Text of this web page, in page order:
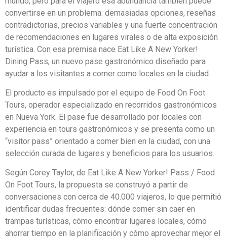
convertirse en un problema: demasiadas opciones, reseñas
contradictorias, precios variables y una fuerte concentración
de recomendaciones en lugares virales o de alta exposición
turística. Con esa premisa nace Eat Like A New Yorker!
Dining Pass, un nuevo pase gastronómico diseñado para
ayudar a los visitantes a comer como locales en la ciudad.
El producto es impulsado por el equipo de Food On Foot
Tours, operador especializado en recorridos gastronómicos
en Nueva York. El pase fue desarrollado por locales con
experiencia en tours gastronómicos y se presenta como un
“visitor pass” orientado a comer bien en la ciudad, con una
selección curada de lugares y beneficios para los usuarios.
Según Corey Taylor, de Eat Like A New Yorker! Pass / Food
On Foot Tours, la propuesta se construyó a partir de
conversaciones con cerca de 40.000 viajeros, lo que permitió
identificar dudas frecuentes: dónde comer sin caer en
trampas turísticas, cómo encontrar lugares locales, cómo
ahorrar tiempo en la planificación y cómo aprovechar mejor el